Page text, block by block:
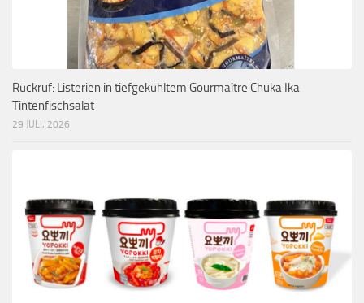
Rückruf: Listerien in tiefgekühltem Gourmaître Chuka Ika
Tintenfischsalat
29 JULI, 2026